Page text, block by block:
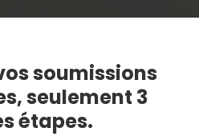
soumissions
seulement 3
étapes.